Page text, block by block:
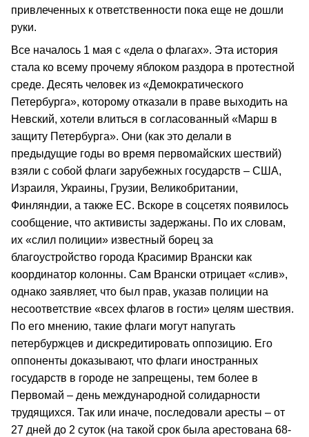
привлеченных к ответственности пока еще не дошли
руки.
Все началось 1 мая с «дела о флагах». Эта история
стала ко всему прочему яблоком раздора в протестной
среде. Десять человек из «Демократического
Петербурга», которому отказали в праве выходить на
Невский, хотели влиться в согласованный «Марш в
защиту Петербурга». Они (как это делали в
предыдущие годы во время первомайских шествий)
взяли с собой флаги зарубежных государств – США,
Израиля, Украины, Грузии, Великобритании,
Финляндии, а также ЕС. Вскоре в соцсетях появилось
сообщение, что активисты задержаны. По их словам,
их «слил полиции» известный борец за
благоустройство города Красимир Врански как
координатор колонны. Сам Врански отрицает «слив»,
однако заявляет, что был прав, указав полиции на
несоответствие «всех флагов в гости» целям шествия.
По его мнению, такие флаги могут напугать
петербуржцев и дискредитировать оппозицию. Его
оппоненты доказывают, что флаги иностранных
государств в городе не запрещены, тем более в
Первомай – день международной солидарности
трудящихся. Так или иначе, последовали аресты – от
27 дней до 2 суток (на такой срок была арестована 68-